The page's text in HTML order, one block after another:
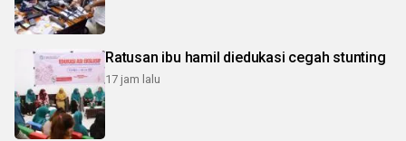
Ratusan ibu hamil diedukasi cegah stunting
17 jam lalu